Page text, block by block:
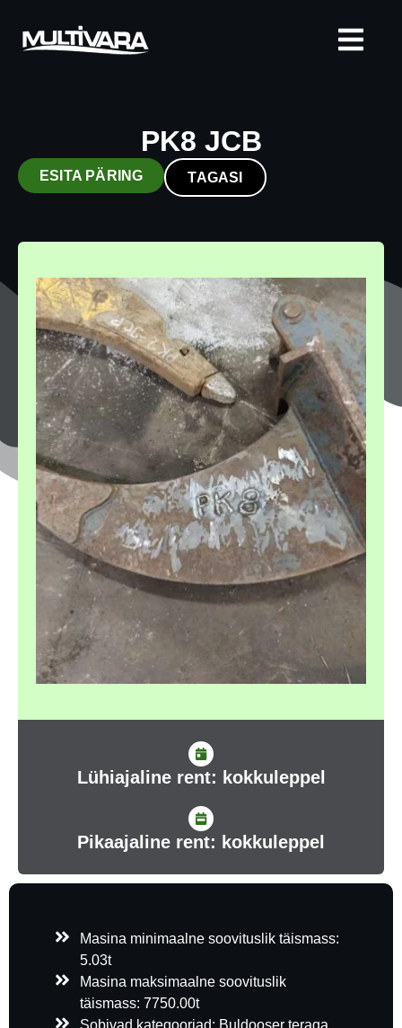
PK8 JCB
ESITA PÄRING TAGASI
Lühiajaline rent: kokkuleppel
Pikaajaline rent: kokkuleppel
Masina minimaalne soovituslik täismass:
5.03t
Masina maksimaalne soovituslik
täismass: 7750.00t
Sobivad kategooriad: Buldooser teraga,